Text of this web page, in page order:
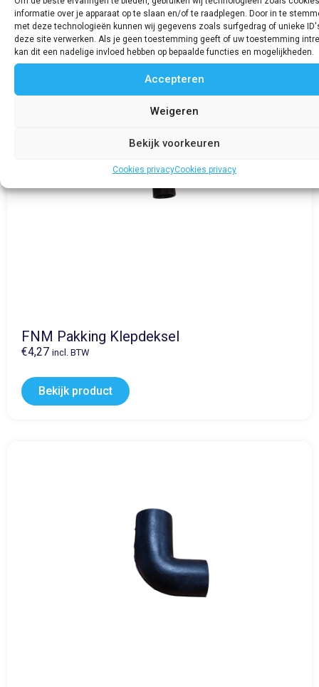
informatie over je apparaat op te slaan en/of te raadplegen. Door in te
met deze technologieën kunnen wij gegevens zoals surfgedrag of unieke
deze site verwerken. Als je geen toestemming geeft of uw toestemming
kan dit een nadelige invloed hebben op bepaalde functies en mogelijkheden.
Accepteren
Weigeren
Bekijk voorkeuren
Cookies privacyCookies privacy
Bekijk product
FNM Pakking Klepdeksel
€4,27 incl. BTW
Bekijk product